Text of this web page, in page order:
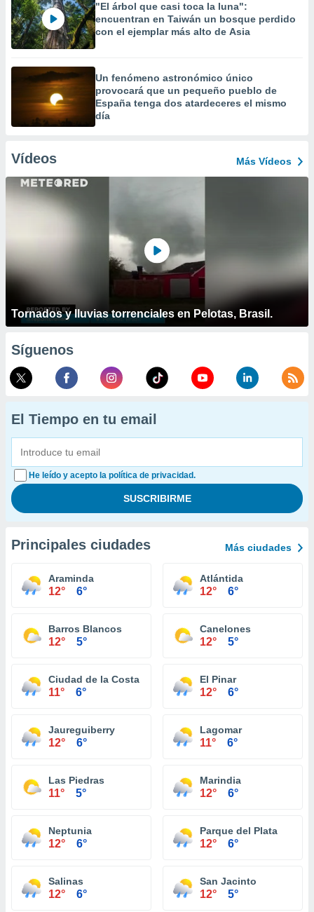
"El árbol que casi toca la luna":
encuentran en Taiwán un bosque perdido
con el ejemplar más alto de Asia
Un fenómeno astronómico único
provocará que un pequeño pueblo de
España tenga dos atardeceres el mismo
día
Vídeos Más Vídeos
Tornados y lluvias torrenciales en Pelotas, Brasil.
Síguenos
El Tiempo en tu email
He leído y acepto la política de privacidad.
Principales ciudades Más ciudades
Araminda
12° 6°
Atlántida
12° 6°
Barros Blancos
12° 5°
Canelones
12° 5°
Ciudad de la Costa
11° 6°
El Pinar
12° 6°
Jaureguiberry
12° 6°
Lagomar
11° 6°
Las Piedras
11° 5°
Marindia
12° 6°
Neptunia
12° 6°
Parque del Plata
12° 6°
Salinas
12° 6°
San Jacinto
12° 5°